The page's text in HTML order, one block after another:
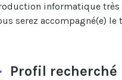
informatique très
serez accompagné(e)
Profil recherché